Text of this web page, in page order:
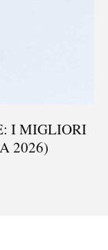
I MIGLIORI
2026)